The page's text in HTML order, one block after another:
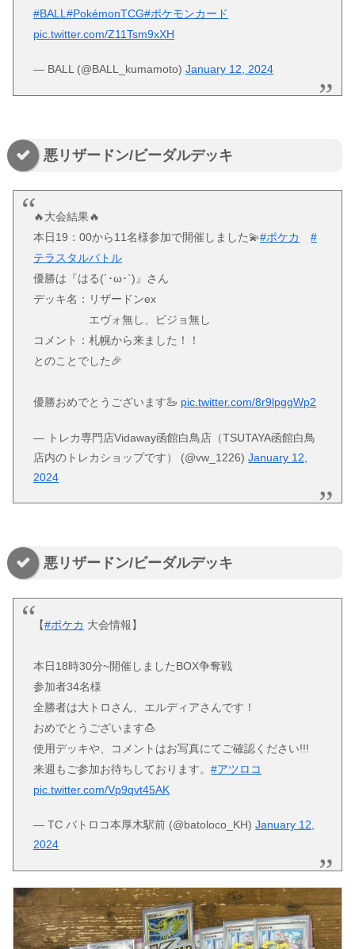
#BALL#PokémonTCG#ポケモンカード
pic.twitter.com/Z11Tsm9xXH
— BALL (@BALL_kumamoto)January 12, 2024
悪リザードン/ビーダルデッキ
🔥大会結果🔥
本日19：00から11名様参加で開催しました💫#ポケカ
#
テラスタルバトル
優勝は『はる(´･ω･`)』さん
デッキ名：リザードンex
エヴォ無し、ピジョ無し
コメント：札幌から来ました！！
とのことでした🎉
優勝おめでとうございます🦢 pic.twitter.com/8r9lpggWp2
— トレカ専門店Vidaway函館白鳥店（TSUTAYA函館白鳥
店内のトレカショップです） (@vw_1226)January 12,
2024
悪リザードン/ビーダルデッキ
【#ポケカ 大会情報】
本日18時30分~開催しましたBOX争奪戦
参加者34名様
全勝者は大トロさん、エルディアさんです！
おめでとうございます🍮
使用デッキや、コメントはお写真にてご確認ください!!!
来週もご参加お待ちしております。#アツロコ
pic.twitter.com/Vp9qvt45AK
— TC バトロコ本厚木駅前 (@batoloco_KH)January 12,
2024